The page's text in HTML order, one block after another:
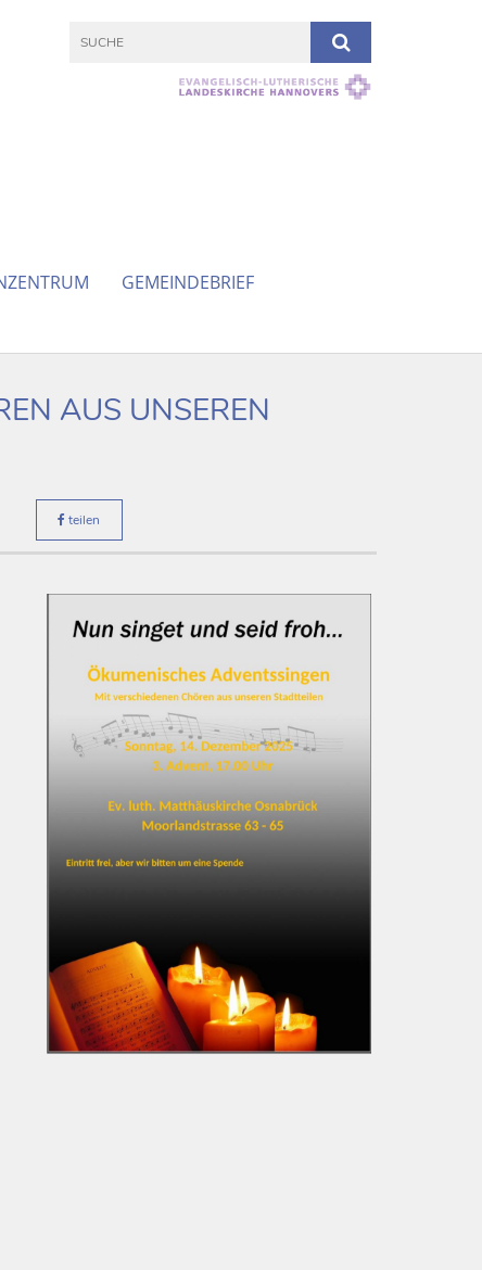
GEMEINDEBRIEF
AUS UNSEREN
teilen